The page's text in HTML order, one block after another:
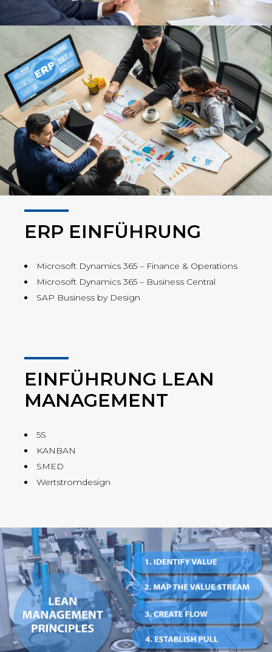
ERP EINFÜHRUNG
Microsoft Dynamics 365 – Finance & Operations
Microsoft Dynamics 365 – Business Central
SAP Business by Design
EINFÜHRUNG LEAN
MANAGEMENT
5S
KANBAN
SMED
Wertstromdesign